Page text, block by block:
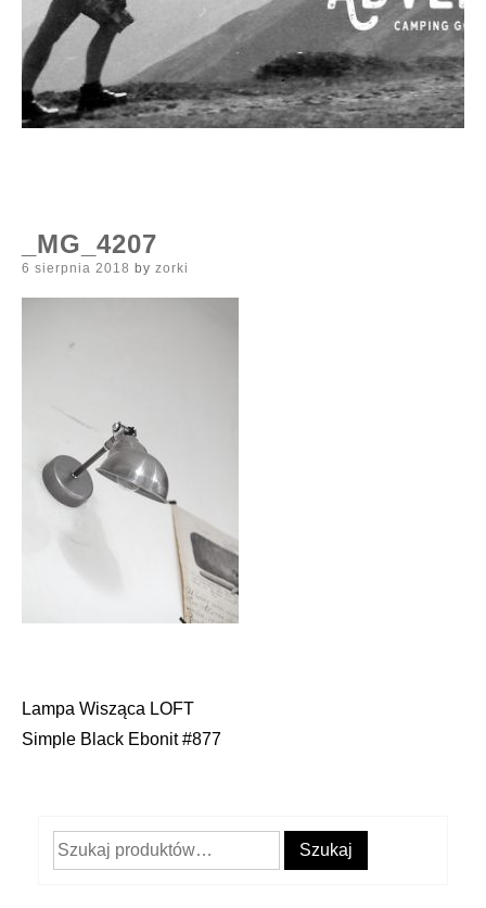
_MG_4207
Posted
6 sierpnia 2018 by zorki
Nawigacja
Lampa Wisząca LOFT
Simple Black Ebonit #877
Szukaj: Szukaj